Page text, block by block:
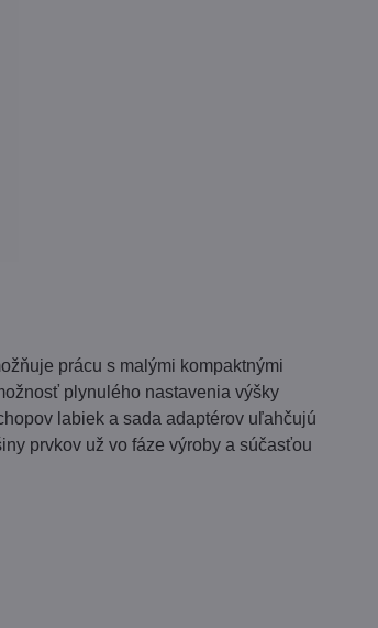
prácu s malými kompaktnými
plynulého nastavenia výšky
labiek a sada adaptérov uľahčujú
prvkov už vo fáze výroby a súčasťou